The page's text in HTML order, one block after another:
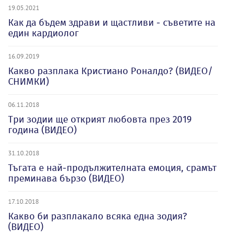
19.05.2021
Как да бъдем здрави и щастливи - съветите на
един кардиолог
16.09.2019
Какво разплака Кристиано Роналдо? (ВИДЕО/
СНИМКИ)
06.11.2018
Три зодии ще открият любовта през 2019
година (ВИДЕО)
31.10.2018
Тъгата е най-продължителната емоция, срамът
преминава бързо (ВИДЕО)
17.10.2018
Какво би разплакало всяка една зодия?
(ВИДЕО)